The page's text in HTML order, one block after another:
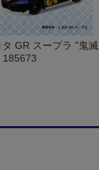
タ GR スープラ "鬼滅